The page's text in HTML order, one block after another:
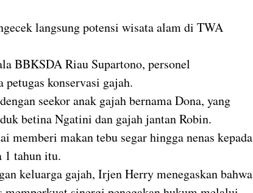
langsung potensi wisata alam di TWA
BBKSDA Riau Supartono, personel
konservasi gajah.
seekor anak gajah bernama Dona, yang
betina Ngatini dan gajah jantan Robin.
memberi makan tebu segar hingga nenas kepada
1 tahun itu.
keluarga gajah, Irjen Herry menegaskan bahwa